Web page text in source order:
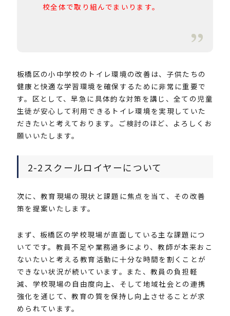
校全体で取り組んでまいります。
板橋区の小中学校のトイレ環境の改善は、子供たちの
健康と快適な学習環境を確保するために非常に重要で
す。区として、早急に具体的な対策を講じ、全ての児童
生徒が安心して利用できるトイレ環境を実現していた
だきたいと考えております。ご検討のほど、よろしくお
願いいたします。
2-2スクールロイヤーについて
次に、教育現場の現状と課題に焦点を当て、その改善
策を提案いたします。
まず、板橋区の学校現場が直面している主な課題につ
いてです。教員不足や業務過多により、教師が本来おこ
ないたいと考える教育活動に十分な時間を割くことが
できない状況が続いています。また、教員の負担軽
減、学校現場の自由度向上、そして地域社会との連携
強化を通じて、教育の質を保持し向上させることが求
められています。